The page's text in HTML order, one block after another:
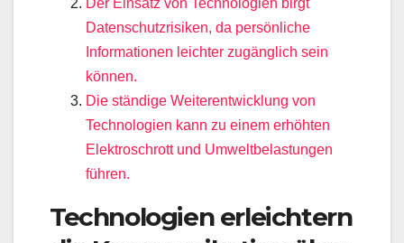
Datenschutzrisiken, da persönliche
Informationen leichter zugänglich sein
können.
Die ständige Weiterentwicklung von
Technologien kann zu einem erhöhten
Elektroschrott und Umweltbelastungen
führen.
Technologien erleichtern